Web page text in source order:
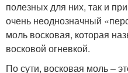
полезных для них, так и
очень неоднозначный
моль восковая, которая
восковой огневкой.
По сути, восковая моль –